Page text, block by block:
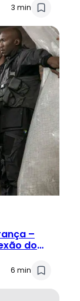
3 min
–
do
6 min